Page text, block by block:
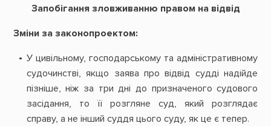
Запобігання зловживанню правом на відвід
Зміни за законопроектом:
У цивільному, господарському та адміністративному
судочинстві, якщо заява про відвід судді надійде
пізніше, ніж за три дні до призначеного судового
засідання, то її розгляне суд, який розглядає
справу, а не інший суддя цього суду, як це є тепер.